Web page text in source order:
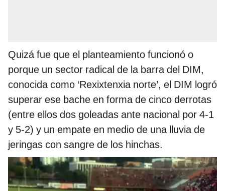
Quizá fue que el planteamiento funcionó o
porque un sector radical de la barra del DIM,
conocida como ‘Rexixtenxia norte’, el DIM logró
superar ese bache en forma de cinco derrotas
(entre ellos dos goleadas ante nacional por 4-1
y 5-2) y un empate en medio de una lluvia de
jeringas con sangre de los hinchas.